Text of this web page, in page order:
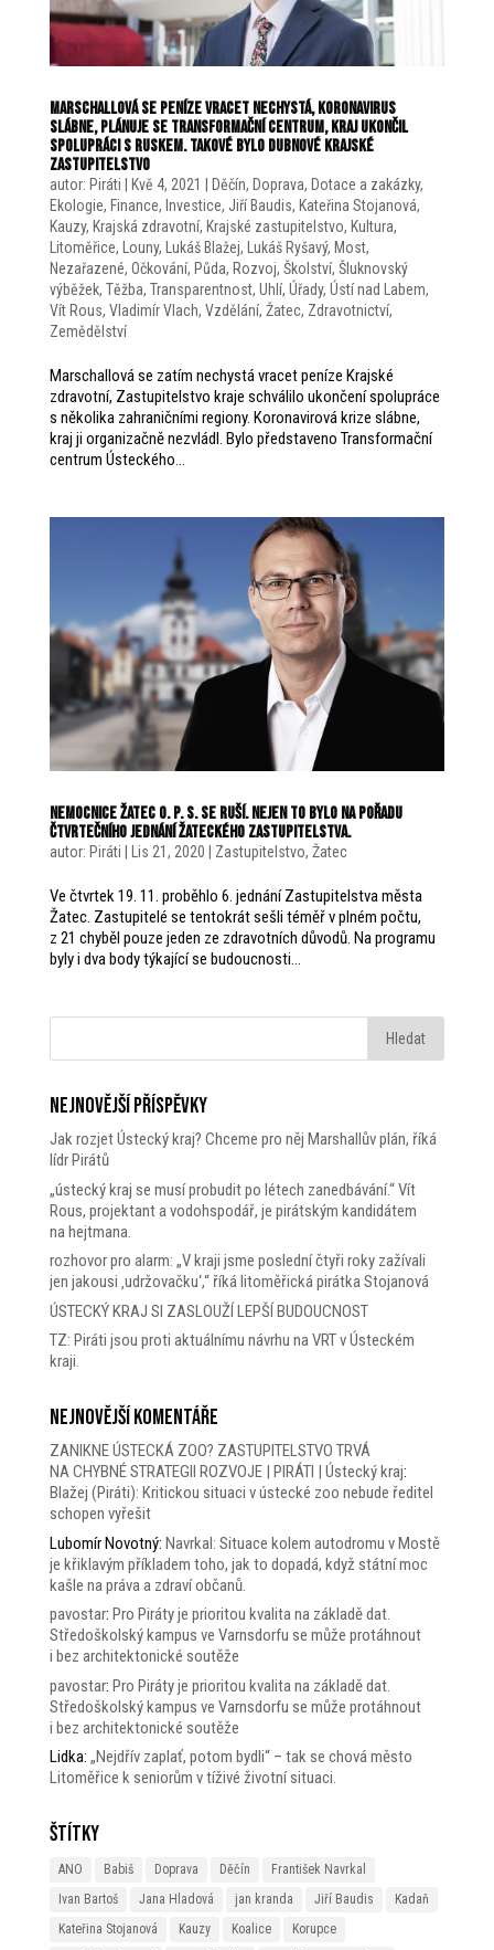
Marschallová se peníze vracet nechystá, koronavirus
slábne, plánuje se Transformační centrum, kraj ukončil
spolupráci s Ruskem. Takové bylo dubnové krajské
zastupitelstvo
autor: Piráti Kvě 4, 2021 Děčín, Doprava, Dotace a zakázky,
Ekologie, Finance, Investice, Jiří Baudis, Kateřina Stojanová,
Kauzy, Krajská zdravotní, Krajské zastupitelstvo, Kultura,
Litoměřice, Louny, Lukáš Blažej, Lukáš Ryšavý, Most,
Nezařazené, Očkování, Půda, Rozvoj, Školství, Šluknovský
výběžek, Těžba, Transparentnost, Uhlí, Úřady, Ústí nad Labem,
Vít Rous, Vladimír Vlach, Vzdělání, Žatec, Zdravotnictví,
Zemědělství
Marschallová se zatím nechystá vracet peníze Krajské
zdravotní, Zastupitelstvo kraje schválilo ukončení spolupráce
s několika zahraničními regiony. Koronavirová krize slábne,
kraj ji organizačně nezvládl. Bylo představeno Transformační
centrum Ústeckého...
Nemocnice Žatec o. p. s. se ruší. Nejen to bylo na pořadu
čtvrtečního jednání žateckého zastupitelstva.
autor: Piráti Lis 21, 2020 Zastupitelstvo, Žatec
Ve čtvrtek 19. 11. proběhlo 6. jednání Zastupitelstva města
Žatec. Zastupitelé se tentokrát sešli téměř v plném počtu,
z 21 chyběl pouze jeden ze zdravotních důvodů. Na programu
byly i dva body týkající se budoucnosti...
Nejnovější příspěvky
Jak rozjet Ústecký kraj? Chceme pro něj Marshallův plán, říká
lídr Pirátů
„ústecký kraj se musí probudit po létech zanedbávání.“ Vít
Rous, projektant a vodohspodář, je pirátským kandidátem
na hejtmana.
rozhovor pro alarm: „V kraji jsme poslední čtyři roky zažívali
jen jakousi ‚udržovačku‘,“ říká litoměřická pirátka Stojanová
ÚSTECKÝ KRAJ SI ZASLOUŽÍ LEPŠÍ BUDOUCNOST
TZ: Piráti jsou proti aktuálnímu návrhu na VRT v Ústeckém
kraji.
Nejnovější komentáře
ZANIKNE ÚSTECKÁ ZOO? ZASTUPITELSTVO TRVÁ
NA CHYBNÉ STRATEGII ROZVOJE | PIRÁTI | Ústecký kraj:
Blažej (Piráti): Kritickou situaci v ústecké zoo nebude ředitel
schopen vyřešit
Lubomír Novotný: Navrkal: Situace kolem autodromu v Mostě
je křiklavým příkladem toho, jak to dopadá, když státní moc
kašle na práva a zdraví občanů.
pavostar: Pro Piráty je prioritou kvalita na základě dat.
Středoškolský kampus ve Varnsdorfu se může protáhnout
i bez architektonické soutěže
pavostar: Pro Piráty je prioritou kvalita na základě dat.
Středoškolský kampus ve Varnsdorfu se může protáhnout
i bez architektonické soutěže
Lidka: „Nejdřív zaplať, potom bydli“ – tak se chová město
Litoměřice k seniorům v tíživé životní situaci.
Štítky
ANO Babiš Doprava Děčín
František Navrkal
Ivan Bartoš
Jana Hladová jan kranda Jiří Baudis
Kadaň
Kateřina Stojanová
Kauzy Koalice
Korupce